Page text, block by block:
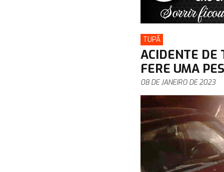
TUPÃ
ACIDENTE DE
FERE UMA
08 DE JANEIRO DE 2023